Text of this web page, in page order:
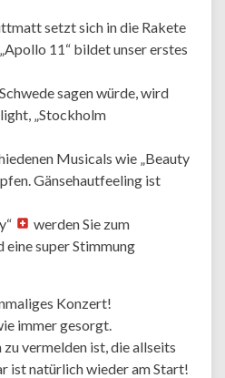
setzt sich in die Rakete
11“ bildet unser erstes
Schwede sagen würde, wird
„Stockholm
Musicals wie „Beauty
Gänsehautfeeling ist
werden Sie zum
eine super Stimmung
Konzert!
immer gesorgt.
vermelden ist, die allseits
ist natürlich wieder am Start!